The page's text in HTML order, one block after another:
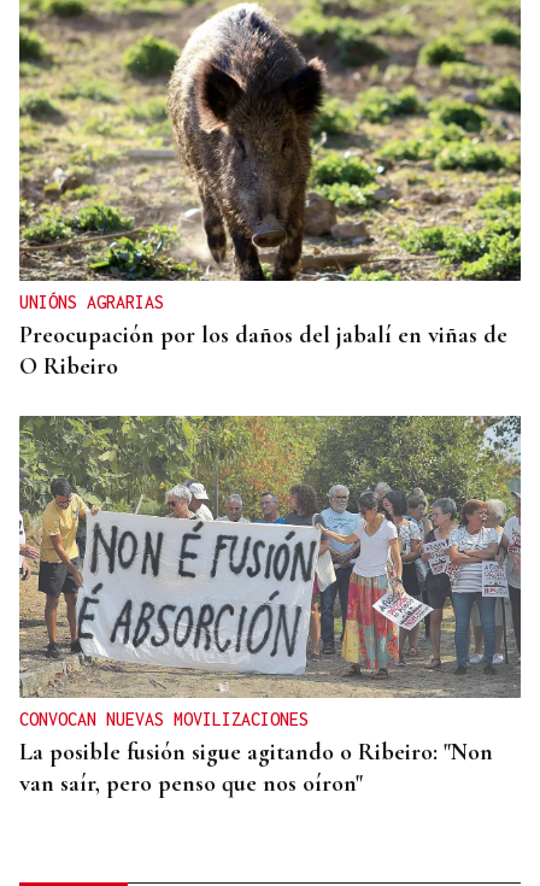
UNIÓNS AGRARIAS
Preocupación por los daños del jabalí en viñas de
O Ribeiro
CONVOCAN NUEVAS MOVILIZACIONES
La posible fusión sigue agitando o Ribeiro: "Non
van saír, pero penso que nos oíron"